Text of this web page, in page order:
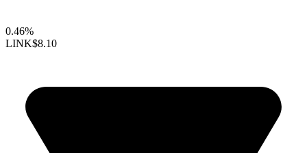
0.46%
LINK$8.10